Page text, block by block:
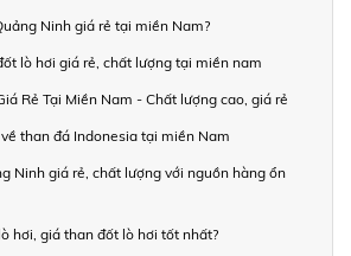
Ninh giá rẻ tại miền Nam?
lò hơi giá rẻ, chất lượng tại miền nam
Rẻ Tại Miền Nam - Chất lượng cao, giá rẻ
than đá Indonesia tại miền Nam
Ninh giá rẻ, chất lượng với nguồn hàng ổn
hơi, giá than đốt lò hơi tốt nhất?